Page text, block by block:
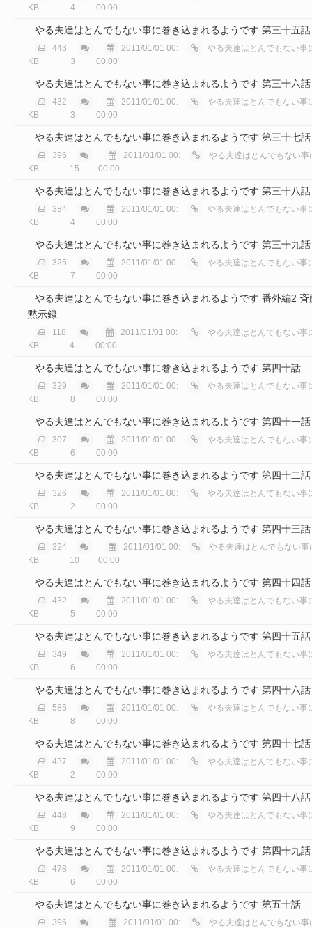
KB
4
00:00
やる夫達はとんでもない事に巻き込まれるようです 第三十五話
443
KB
3
2011/01/01 00:
00:00
やる夫達はとんでもない事に巻き込
やる夫達はとんでもない事に巻き込まれるようです 第三十六話
432
KB
3
2011/01/01 00:
00:00
やる夫達はとんでもない事に巻き込
やる夫達はとんでもない事に巻き込まれるようです 第三十七話
396
KB
15
2011/01/01 00:
00:00
やる夫達はとんでもない事に巻き込ま
やる夫達はとんでもない事に巻き込まれるようです 第三十八話
384
KB
4
2011/01/01 00:
00:00
やる夫達はとんでもない事に巻き込
やる夫達はとんでもない事に巻き込まれるようです 第三十九話
325
KB
7
2011/01/01 00:
00:00
やる夫達はとんでもない事に巻き込
やる夫達はとんでもない事に巻き込まれるようです 番外編2 斉
黙示録
118
KB
4
2011/01/01 00:
00:00
やる夫達はとんでもない事に巻き込
やる夫達はとんでもない事に巻き込まれるようです 第四十話
329
KB
8
2011/01/01 00:
00:00
やる夫達はとんでもない事に巻き込
やる夫達はとんでもない事に巻き込まれるようです 第四十一話
307
KB
6
2011/01/01 00:
00:00
やる夫達はとんでもない事に巻き込
やる夫達はとんでもない事に巻き込まれるようです 第四十二話
326
KB
2
2011/01/01 00:
00:00
やる夫達はとんでもない事に巻き込
やる夫達はとんでもない事に巻き込まれるようです 第四十三話
324
KB
10
2011/01/01 00:
00:00
やる夫達はとんでもない事に巻き込ま
やる夫達はとんでもない事に巻き込まれるようです 第四十四話
432
KB
5
2011/01/01 00:
00:00
やる夫達はとんでもない事に巻き込
やる夫達はとんでもない事に巻き込まれるようです 第四十五話
349
KB
6
2011/01/01 00:
00:00
やる夫達はとんでもない事に巻き込
やる夫達はとんでもない事に巻き込まれるようです 第四十六話
585
KB
8
2011/01/01 00:
00:00
やる夫達はとんでもない事に巻き込
やる夫達はとんでもない事に巻き込まれるようです 第四十七話
437
KB
2
2011/01/01 00:
00:00
やる夫達はとんでもない事に巻き込
やる夫達はとんでもない事に巻き込まれるようです 第四十八話
448
KB
9
2011/01/01 00:
00:00
やる夫達はとんでもない事に巻き込
やる夫達はとんでもない事に巻き込まれるようです 第四十九話
478
KB
6
2011/01/01 00:
00:00
やる夫達はとんでもない事に巻き込
やる夫達はとんでもない事に巻き込まれるようです 第五十話
396
2011/01/01 00:
やる夫達はとんでもない事に巻き込ま